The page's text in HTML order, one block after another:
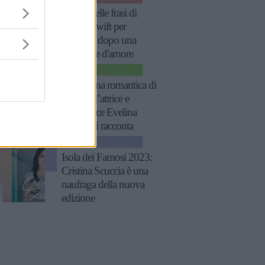
Le più belle frasi di
Taylor Swift per
rinascere dopo una
delusione d'amore
“Sono una romantica di
natura”: l’attrice e
produttrice Evelina
Manna si racconta
Isola dei Famosi 2023:
Cristina Scuccia è una
naufraga della nuova
edizione